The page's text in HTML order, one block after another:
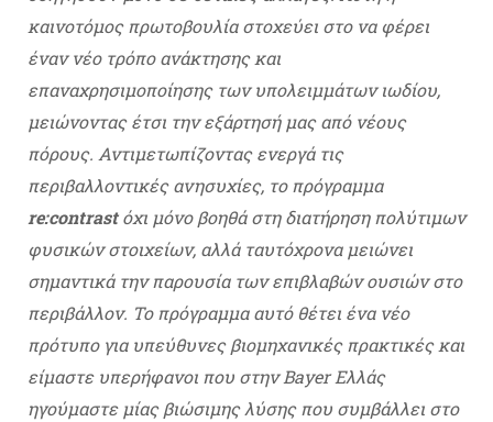
καινοτόμος πρωτοβουλία στοχεύει στο να φέρει
έναν νέο τρόπο ανάκτησης και
επαναχρησιμοποίησης των υπολειμμάτων ιωδίου,
μειώνοντας έτσι την εξάρτησή μας από νέους
πόρους. Αντιμετωπίζοντας ενεργά τις
περιβαλλοντικές ανησυχίες, το πρόγραμμα
re:contrastόχι μόνο βοηθά στη διατήρηση πολύτιμων
φυσικών στοιχείων, αλλά ταυτόχρονα μειώνει
σημαντικά την παρουσία των επιβλαβών ουσιών στο
περιβάλλον. Το πρόγραμμα αυτό θέτει ένα νέο
πρότυπο για υπεύθυνες βιομηχανικές πρακτικές και
είμαστε υπερήφανοι που στην Bayer Ελλάς
ηγούμαστε μίας βιώσιμης λύσης που συμβάλλει στο